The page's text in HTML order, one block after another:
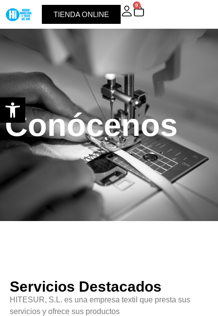
Abrir barra de herramientas
TIENDA ONLINE
0
Conócenos
Servicios Destacados
HITESUR, S.L. es una empresa textil que presta sus
servicios y ofrece sus productos